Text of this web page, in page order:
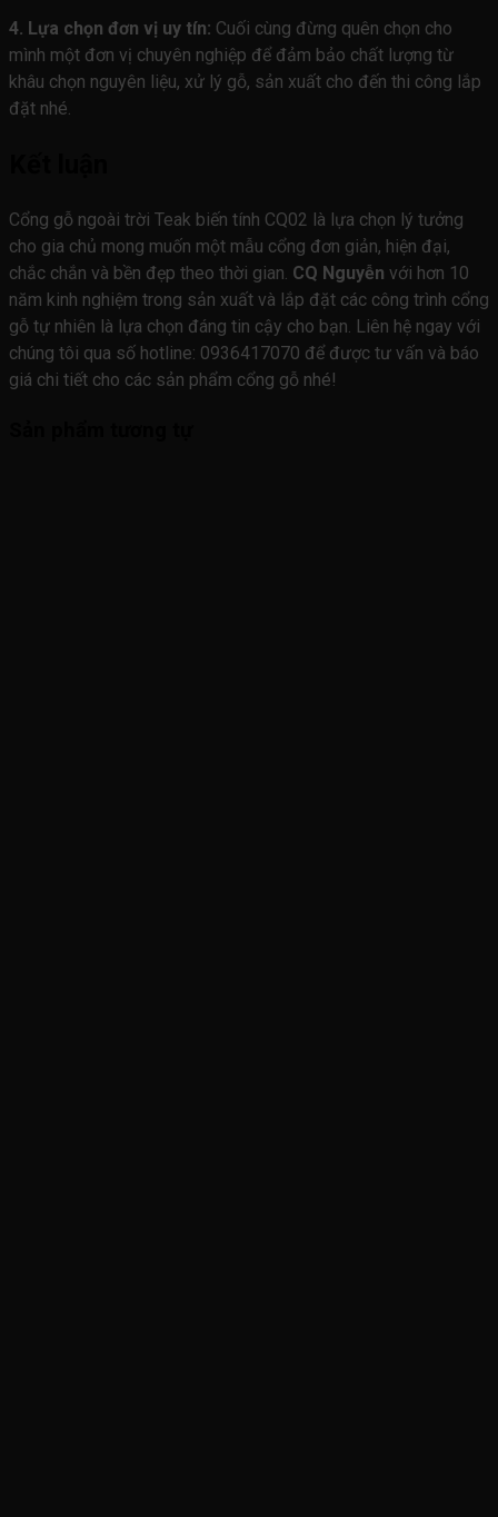
4. Lựa chọn đơn vị uy tín: Cuối cùng đừng quên chọn cho
mình một đơn vị chuyên nghiệp để đảm bảo chất lượng từ
khâu chọn nguyên liệu, xử lý gỗ, sản xuất cho đến thi công lắp
đặt nhé.
Cổng gỗ ngoài trời Teak biến tính CQ02 là lựa chọn lý tưởng
cho gia chủ mong muốn một mẫu cổng đơn giản, hiện đại,
chắc chắn và bền đẹp theo thời gian. CQ Nguyễn với hơn 10
năm kinh nghiệm trong sản xuất và lắp đặt các công trình cổng
gỗ tự nhiên là lựa chọn đáng tin cậy cho bạn. Liên hệ ngay với
chúng tôi qua số hotline: 0936417070 để được tư vấn và báo
giá chi tiết cho các sản phẩm cổng gỗ nhé!